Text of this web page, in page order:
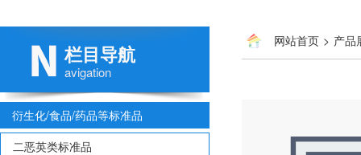
栏目导航
avigation
衍生化/食品/药品等标准品
二恶英类标准品
网站首页 > 产品